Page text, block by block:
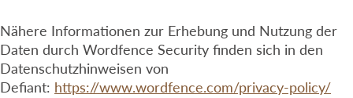
Nähere Informationen zur Erhebung und Nutzung der
Daten durch Wordfence Security finden sich in den
Datenschutzhinweisen von
Defiant: https://www.wordfence.com/privacy-policy/